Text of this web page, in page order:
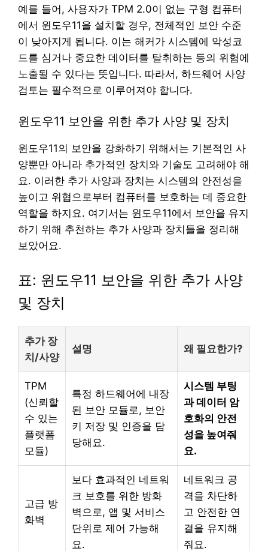
예를 들어, 사용자가 TPM 2.0이 없는 구형 컴퓨터
에서 윈도우11을 설치할 경우, 전체적인 보안 수준
이 낮아지게 됩니다. 이는 해커가 시스템에 악성코
드를 심거나 중요한 데이터를 탈취하는 등의 위험에
노출될 수 있다는 뜻입니다. 따라서, 하드웨어 사양
검토는 필수적으로 이루어져야 합니다.
윈도우11 보안을 위한 추가 사양 및 장치
윈도우11의 보안을 강화하기 위해서는 기본적인 사
양뿐만 아니라 추가적인 장치와 기술도 고려해야 해
요. 이러한 추가 사양과 장치는 시스템의 안전성을
높이고 위협으로부터 컴퓨터를 보호하는 데 중요한
역할을 하지요. 여기서는 윈도우11에서 보안을 유지
하기 위해 추천하는 추가 사양과 장치들을 정리해
보았어요.
표: 윈도우11 보안을 위한 추가 사양
및 장치
추가 장
치/사양
설명 왜 필요한가?
TPM
(신뢰할
수 있는
플랫폼
모듈)
특정 하드웨어에 내장
된 보안 모듈로, 보안
키 저장 및 인증을 담
당해요.
시스템 부팅
과 데이터 암
호화의 안전
성을 높여줘
요.
고급 방
화벽
보다 효과적인 네트워
크 보호를 위한 방화
벽으로, 앱 및 서비스
단위로 제어 가능해
요.
네트워크 공
격을 차단하
고 안전한 연
결을 유지해
줘요.